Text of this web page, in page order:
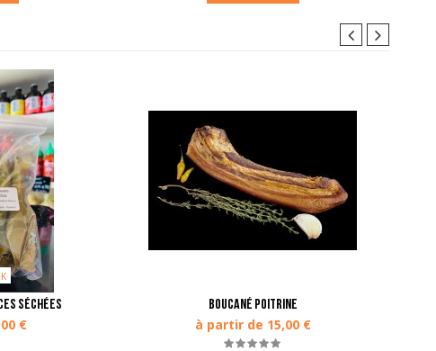
séchées
€
Boucané poitrine
à partir de 15,00 €